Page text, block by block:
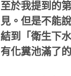
至於我提到的
見。但是不能
結到「衛生下
有化糞池滿了